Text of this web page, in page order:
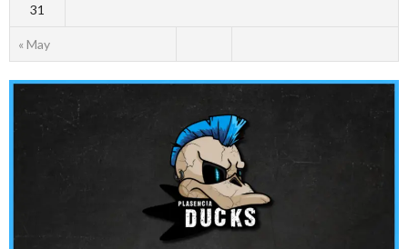
« May
31